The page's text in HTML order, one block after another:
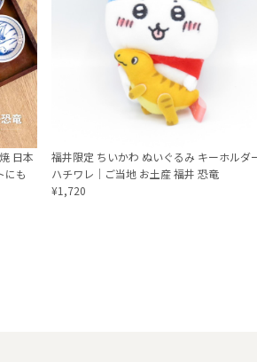
日本
にも
福井限定 ちいかわ ぬいぐるみ キーホルダ
ハチワレ｜ご当地 お土産 福井 恐竜
¥1,720